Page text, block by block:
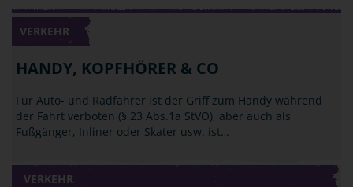
VERKEHR
HANDY, KOPFHÖRER & CO
Für Auto- und Radfahrer ist der Griff zum Handy während
der Fahrt verboten (§ 23 Abs.1a StVO), aber auch als
Fußgänger, Inliner oder Skater usw. ist…
VERKEHR